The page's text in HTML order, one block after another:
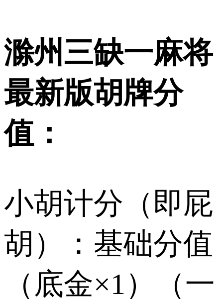
滁州三缺一麻将
最新版胡牌分
值：
小胡计分（即屁
胡）：基础分值
（底金×1）（一